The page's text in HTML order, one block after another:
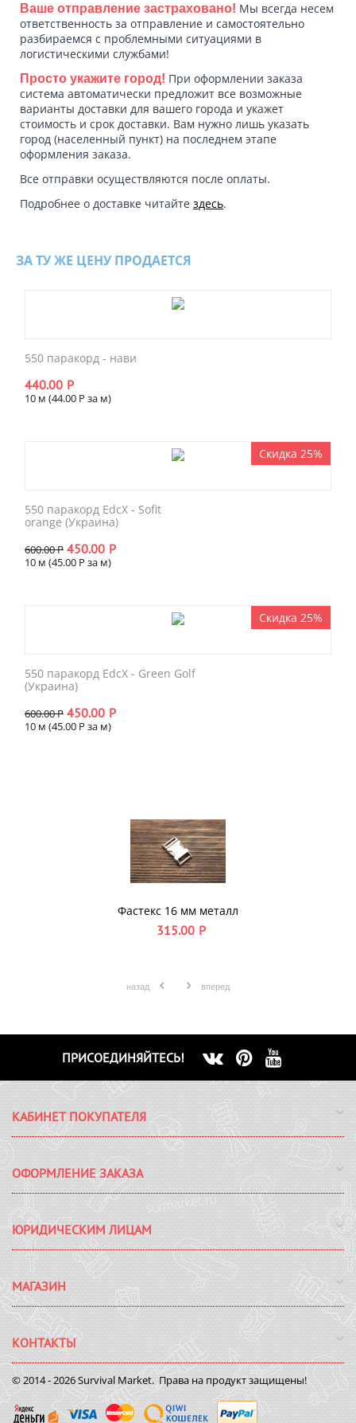
Ваше отправление застраховано! Мы всегда несем
ответственность за отправление и самостоятельно
разбираемся с проблемными ситуациями в
логистическими службами!
Просто укажите город! При оформлении заказа
система автоматически предложит все возможные
варианты доставки для вашего города и укажет
стоимость и срок доставки. Вам нужно лишь указать
город (населенный пункт) на последнем этапе
оформления заказа.
Все отправки осуществляются после оплаты.
Подробнее о доставке читайте здесь.
ЗА ТУ ЖЕ ЦЕНУ ПРОДАЕТСЯ
550 паракорд - нави
440.00 Р
10 м (44.00 Р за м)
Скидка 25%
550 паракорд EdcX - Sofit
orange (Украина)
600.00Р 450.00 Р
10 м (45.00 Р за м)
Скидка 25%
550 паракорд EdcX - Green Golf
(Украина)
600.00Р 450.00 Р
10 м (45.00 Р за м)
Фастекс 16 мм металл
315.00 Р
назад вперед
ПРИСОЕДИНЯЙТЕСЬ!
КАБИНЕТ ПОКУПАТЕЛЯ
ОФОРМЛЕНИЕ ЗАКАЗА
ЮРИДИЧЕСКИМ ЛИЦАМ
МАГАЗИН
КОНТАКТЫ
© 2014 - 2026 Survival Market. Права на продукт защищены!